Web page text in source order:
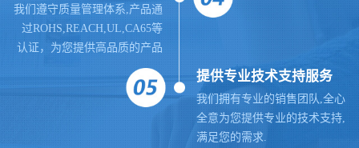
我们遵守质量管理体系, 产品通
过ROHS,REACH,UL,CA65等
认证，为您提供高品质的产品
提供专业技术支持服务
我们拥有专业的销售团队,全心
全意为您提供专业的技术支持,
满足您的需求.